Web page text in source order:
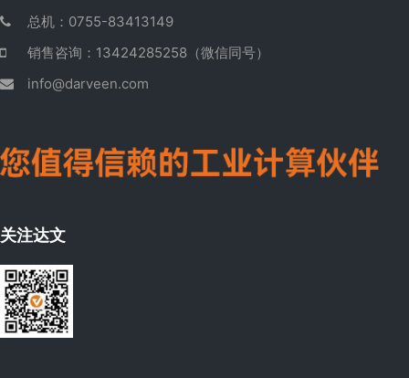
总机：0755-83413149
销售咨询：13424285258（微信同号）
info@darveen.com
关注达文